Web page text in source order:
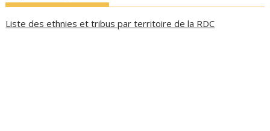
Liste des ethnies et tribus par territoire de la RDC